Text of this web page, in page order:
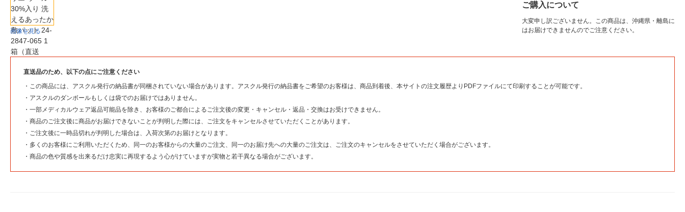
画像を見る
ご購入について
大変申し訳ございません。この商品は、沖縄県・離島に
はお届けできませんのでご注意ください。
直送品のため、以下の点にご注意ください
・ この商品には、アスクル発行の納品書が同梱されていない場合があります。アスクル発行の納品書をご希望のお客様は、商品到着後、本サイトの注文履歴よりPDFファイルにて印刷することが可能です。
・ アスクルのダンボールもしくは袋でのお届けではありません。
・ 一部メディカルウェア返品可能品を除き、お客様のご都合によるご注文後の変更・キャンセル・返品・交換はお受けできません。
・ 商品のご注文後に商品がお届けできないことが判明した際には、ご注文をキャンセルさせていただくことがあります。
・ ご注文後に一時品切れが判明した場合は、入荷次第のお届けとなります。
・ 多くのお客様にご利用いただくため、同一のお客様からの大量のご注文、同一のお届け先への大量のご注文は、ご注文のキャンセルをさせていただく場合がございます。
・ 商品の色や質感を出来るだけ忠実に再現するよう心がけていますが実物と若干異なる場合がございます。